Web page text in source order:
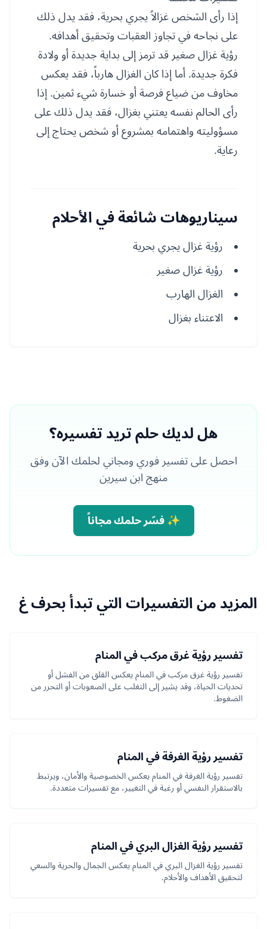
إذا رأى الشخص غزالاً يجري بحرية، فقد يدل ذلك
على نجاحه في تجاوز العقبات وتحقيق أهدافه.
رؤية غزال صغير قد ترمز إلى بداية جديدة أو ولادة
فكرة جديدة. أما إذا كان الغزال هارباً، فقد يعكس
مخاوف من ضياع فرصة أو خسارة شيء ثمين. إذا
رأى الحالم نفسه يعتني بغزال، فقد يدل ذلك على
مسؤوليته واهتمامه بمشروع أو شخص يحتاج إلى
رعاية.
سيناريوهات شائعة في الأحلام
رؤية غزال يجري بحرية
رؤية غزال صغير
الغزال الهارب
الاعتناء بغزال
هل لديك حلم تريد تفسيره؟
احصل على تفسير فوري ومجاني لحلمك الآن وفق
منهج ابن سيرين
✨ فسّر حلمك مجاناً
المزيد من التفسيرات التي تبدأ بحرف غ
تفسير رؤية غرق مركب في المنام
تفسير رؤية غرق مركب في المنام يعكس القلق من الفشل أو
تحديات الحياة، وقد يشير إلى التغلب على الصعوبات أو التحرر من
الضغوط.
تفسير رؤية الغرفة في المنام
تفسير رؤية الغرفة في المنام يعكس الخصوصية والأمان، ويرتبط
بالاستقرار النفسي أو رغبة في التغيير، مع تفسيرات متعددة.
تفسير رؤية الغزال البري في المنام
تفسير رؤية الغزال البري في المنام يعكس الجمال والحرية والسعي
لتحقيق الأهداف والأحلام.